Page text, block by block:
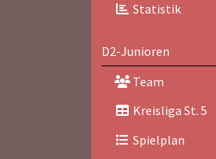
Statistik
D2-Junioren
Team
Kreisliga St. 5
Spielplan